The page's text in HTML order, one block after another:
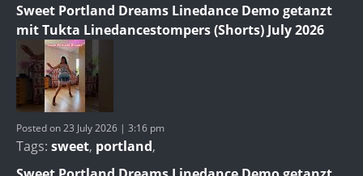
Sweet Portland Dreams Linedance Demo getanzt
mit Tukta Linedancestompers (Shorts) July 2026
Posted on 23 July 2026 | 3:16 pm
Tags: sweet, portland,